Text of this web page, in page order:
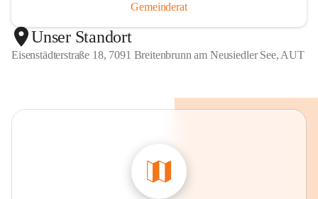
Gemeinderat
Unser Standort
Eisenstädterstraße 18, 7091 Breitenbrunn am Neusiedler See, AUT